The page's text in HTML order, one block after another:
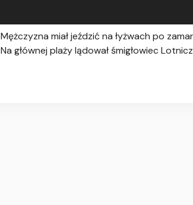
Mężczyzna miał jeździć na łyżwach po
Na głównej plaży lądował śmigłowiec